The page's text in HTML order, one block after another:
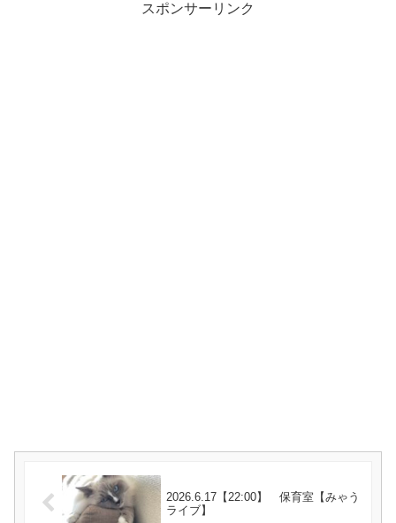
スポンサーリンク
2026.6.17【22:00】 保育室【みゃう
ライブ】